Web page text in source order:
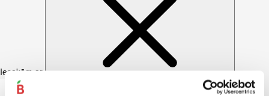
Iesakām ar